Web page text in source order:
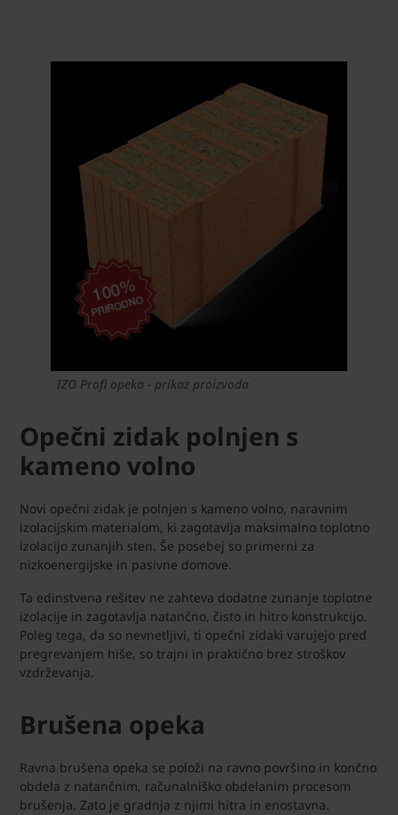
IZO Profi opeka - prikaz proizvoda
Opečni zidak polnjen s
kameno volno
Novi opečni zidak je polnjen s kameno volno, naravnim
izolacijskim materialom, ki zagotavlja maksimalno toplotno
izolacijo zunanjih sten. Še posebej so primerni za
nizkoenergijske in pasivne domove.
Ta edinstvena rešitev ne zahteva dodatne zunanje toplotne
izolacije in zagotavlja natančno, čisto in hitro konstrukcijo.
Poleg tega, da so nevnetljivi, ti opečni zidaki varujejo pred
pregrevanjem hiše, so trajni in praktično brez stroškov
vzdrževanja.
Brušena opeka
Ravna brušena opeka se položi na ravno površino in končno
obdela z natančnim, računalniško obdelanim procesom
brušenja. Zato je gradnja z njimi hitra in enostavna.